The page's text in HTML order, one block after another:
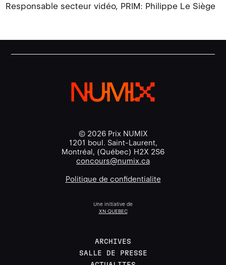
Responsable secteur vidéo, PRIM: Philippe Le Siège
© 2026 Prix NUMIX
1201 boul. Saint-Laurent,
Montréal, (Québec) H2X 2S6
concours@numix.ca
Politique de confidentialite
Une initiative de
XN QUEBEC
ARCHIVES
SALLE DE PRESSE